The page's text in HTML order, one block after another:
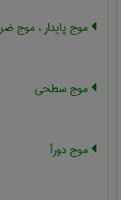
موج پایدار ، موج
موج سطحی
موج دورآ